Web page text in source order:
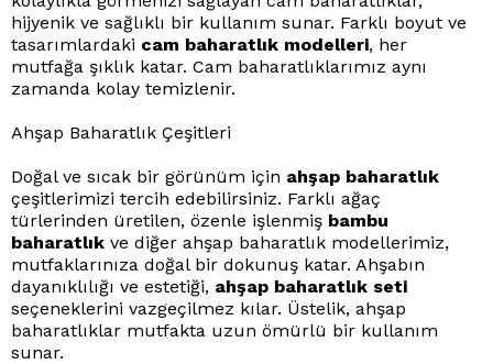
hijyenik ve sağlıklı bir kullanım sunar. Farklı boyut ve
tasarımlardaki cam baharatlık modelleri, her
mutfağa şıklık katar. Cam baharatlıklarımız aynı
zamanda kolay temizlenir.
Ahşap Baharatlık Çeşitleri
Doğal ve sıcak bir görünüm için ahşap baharatlık
çeşitlerimizi tercih edebilirsiniz. Farklı ağaç
türlerinden üretilen, özenle işlenmiş bambu
baharatlık ve diğer ahşap baharatlık modellerimiz,
mutfaklarınıza doğal bir dokunuş katar. Ahşabın
dayanıklılığı ve estetiği, ahşap baharatlık seti
seçeneklerini vazgeçilmez kılar. Üstelik, ahşap
baharatlıklar mutfakta uzun ömürlü bir kullanım
sunar.